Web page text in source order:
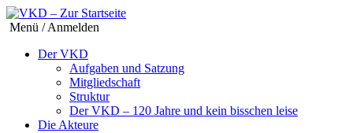
Menü / Anmelden
Der VKD
Aufgaben und Satzung
Mitgliedschaft
Struktur
Der VKD – 120 Jahre und kein bisschen leise
Die Akteure